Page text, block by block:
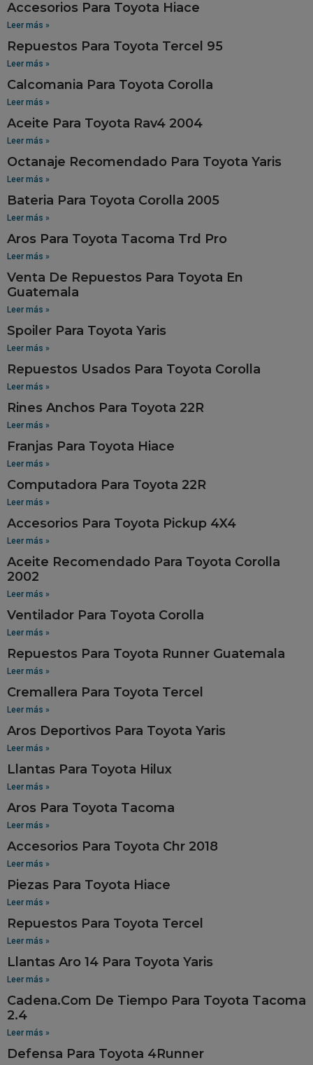
Accesorios Para Toyota Hiace
Leer más »
Repuestos Para Toyota Tercel 95
Leer más »
Calcomania Para Toyota Corolla
Leer más »
Aceite Para Toyota Rav4 2004
Leer más »
Octanaje Recomendado Para Toyota Yaris
Leer más »
Bateria Para Toyota Corolla 2005
Leer más »
Aros Para Toyota Tacoma Trd Pro
Leer más »
Venta De Repuestos Para Toyota En
Guatemala
Leer más »
Spoiler Para Toyota Yaris
Leer más »
Repuestos Usados Para Toyota Corolla
Leer más »
Rines Anchos Para Toyota 22R
Leer más »
Franjas Para Toyota Hiace
Leer más »
Computadora Para Toyota 22R
Leer más »
Accesorios Para Toyota Pickup 4X4
Leer más »
Aceite Recomendado Para Toyota Corolla
2002
Leer más »
Ventilador Para Toyota Corolla
Leer más »
Repuestos Para Toyota Runner Guatemala
Leer más »
Cremallera Para Toyota Tercel
Leer más »
Aros Deportivos Para Toyota Yaris
Leer más »
Llantas Para Toyota Hilux
Leer más »
Aros Para Toyota Tacoma
Leer más »
Accesorios Para Toyota Chr 2018
Leer más »
Piezas Para Toyota Hiace
Leer más »
Repuestos Para Toyota Tercel
Leer más »
Llantas Aro 14 Para Toyota Yaris
Leer más »
Cadena.Com De Tiempo Para Toyota Tacoma
2.4
Leer más »
Defensa Para Toyota 4Runner